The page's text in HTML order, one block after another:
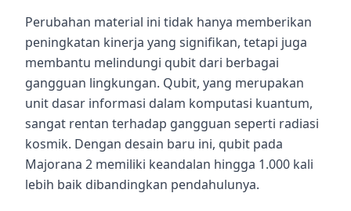
Perubahan material ini tidak hanya memberikan
peningkatan kinerja yang signifikan, tetapi juga
membantu melindungi qubit dari berbagai
gangguan lingkungan. Qubit, yang merupakan
unit dasar informasi dalam komputasi kuantum,
sangat rentan terhadap gangguan seperti radiasi
kosmik. Dengan desain baru ini, qubit pada
Majorana 2 memiliki keandalan hingga 1.000 kali
lebih baik dibandingkan pendahulunya.